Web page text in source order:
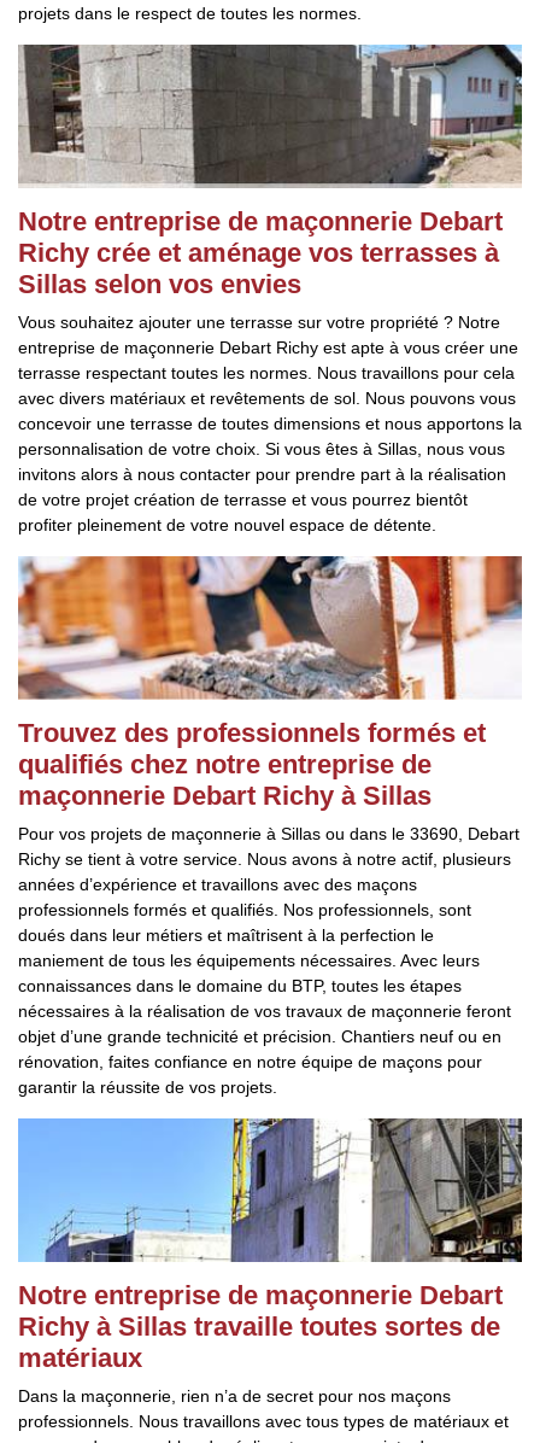
projets dans le respect de toutes les normes.
Notre entreprise de maçonnerie Debart
Richy crée et aménage vos terrasses à
Sillas selon vos envies
Vous souhaitez ajouter une terrasse sur votre propriété ? Notre
entreprise de maçonnerie Debart Richy est apte à vous créer une
terrasse respectant toutes les normes. Nous travaillons pour cela
avec divers matériaux et revêtements de sol. Nous pouvons vous
concevoir une terrasse de toutes dimensions et nous apportons la
personnalisation de votre choix. Si vous êtes à Sillas, nous vous
invitons alors à nous contacter pour prendre part à la réalisation
de votre projet création de terrasse et vous pourrez bientôt
profiter pleinement de votre nouvel espace de détente.
Trouvez des professionnels formés et
qualifiés chez notre entreprise de
maçonnerie Debart Richy à Sillas
Pour vos projets de maçonnerie à Sillas ou dans le 33690, Debart
Richy se tient à votre service. Nous avons à notre actif, plusieurs
années d’expérience et travaillons avec des maçons
professionnels formés et qualifiés. Nos professionnels, sont
doués dans leur métiers et maîtrisent à la perfection le
maniement de tous les équipements nécessaires. Avec leurs
connaissances dans le domaine du BTP, toutes les étapes
nécessaires à la réalisation de vos travaux de maçonnerie feront
objet d’une grande technicité et précision. Chantiers neuf ou en
rénovation, faites confiance en notre équipe de maçons pour
garantir la réussite de vos projets.
Notre entreprise de maçonnerie Debart
Richy à Sillas travaille toutes sortes de
matériaux
Dans la maçonnerie, rien n’a de secret pour nos maçons
professionnels. Nous travaillons avec tous types de matériaux et